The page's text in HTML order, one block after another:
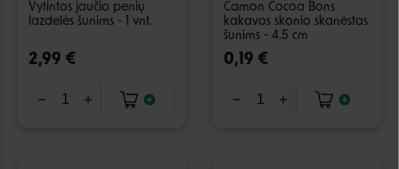
Vytintos jaučio penių
lazdelės šunims - 1 vnt.
2,99 €
Camon Cocoa Bons
kakavos skonio skanėstas
šunims - 4.5 cm
0,19 €